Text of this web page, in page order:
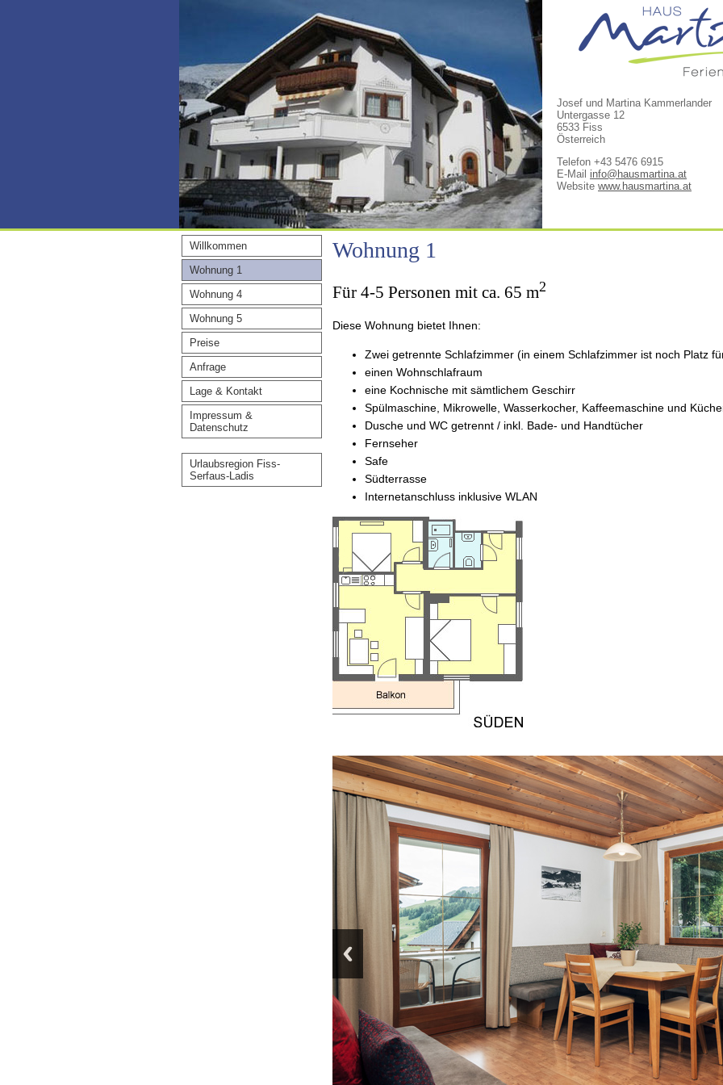
Josef und Martina Kammerlander
Untergasse 12
6533 Fiss
Österreich
Telefon +43 5476 6915
E-Mail info@hausmartina.at
Website www.hausmartina.at
Willkommen
Wohnung 1
Wohnung 4
Wohnung 5
Preise
Anfrage
Lage & Kontakt
Impressum &
Datenschutz
Urlaubsregion Fiss-
Serfaus-Ladis
Wohnung 1
Für 4-5 Personen mit ca. 65 m2
Diese Wohnung bietet Ihnen:
Zwei getrennte Schlafzimmer (in einem Schlafzimmer ist noch Platz
einen Wohnschlafraum
eine Kochnische mit sämtlichem Geschirr
Spülmaschine, Mikrowelle, Wasserkocher, Kaffeemaschine und
Dusche und WC getrennt / inkl. Bade- und Handtücher
Fernseher
Safe
Südterrasse
Internetanschluss inklusive WLAN